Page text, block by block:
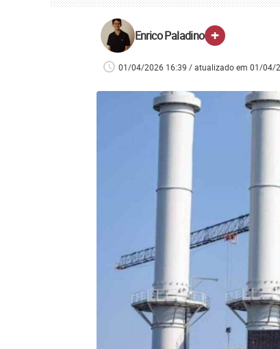
Enrico Paladino +
01/04/2026 16:39 / atualizado em 01/04/